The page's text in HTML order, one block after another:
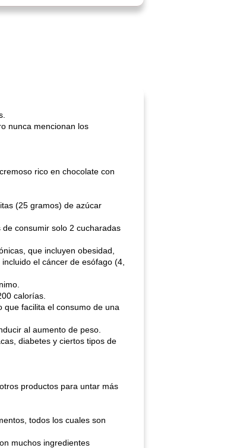
nunca mencionan los
rico en chocolate con
(25 gramos) de azúcar
consumir solo 2 cucharadas
que incluyen obesidad,
el cáncer de esófago (4,
calorías.
facilita el consumo de una
al aumento de peso.
diabetes y ciertos tipos de
productos para untar más
todos los cuales son
muchos ingredientes